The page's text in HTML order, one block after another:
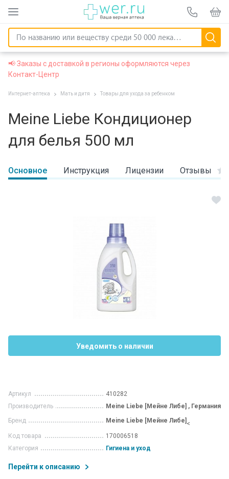
📢 Заказы с доставкой в регионы оформляются через
Контакт-Центр
Интернет-аптека Мать и дитя Товары для ухода за ребенком
Meine Liebe Кондиционер
для белья 500 мл
Основное Инструкция Лицензии Отзывы
Уведомить о наличии
Артикул
410282
Производитель
Meine Liebe [Мейне Либе] , Германия
Бренд
Meine Liebe [Мейне Либе] <
Код товара
170006518
Категория
Гигиена и уход
Перейти к описанию